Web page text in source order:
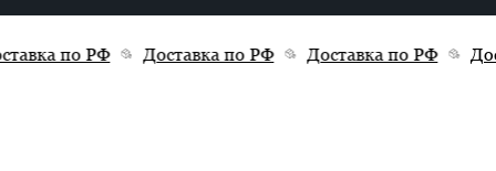
по РФ Доставка по РФ Доставка по РФ